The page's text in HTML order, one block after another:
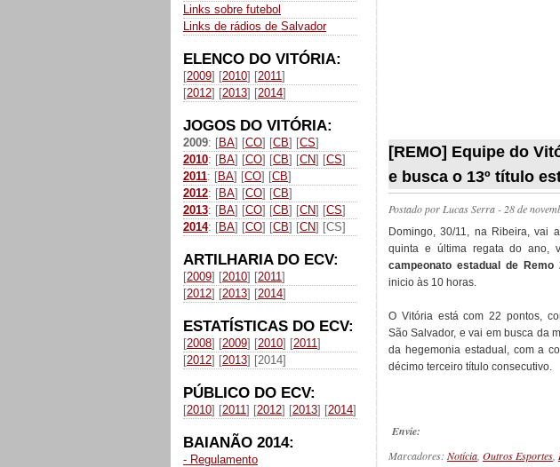
Links sobre futebol
Links de rádios de Salvador
ELENCO DO VITÓRIA:
[2009] [2010] [2011]
[2012] [2013] [2014]
JOGOS DO VITÓRIA:
2009: [BA] [CO] [CB] [CS]
2010: [BA] [CO] [CB] [CN] [CS]
2011: [BA] [CO] [CB]
2012: [BA] [CO] [CB]
2013: [BA] [CO] [CB] [CN] [CS]
2014: [BA] [CO] [CB] [CN] [CS]
ARTILHARIA DO ECV:
[2009] [2010] [2011]
[2012] [2013] [2014]
ESTATÍSTICAS DO ECV:
[2008] [2009] [2010] [2011]
[2012] [2013] [2014]
PÚBLICO DO ECV:
[2010] [2011] [2012] [2013] [2014]
BAIANÃO 2014:
- Regulamento
[REMO] Equipe do
e busca o 13º título
Postado porLucas Serra- 28 de
Domingo, 30/11, na Ribeira, vai
quinta e última regata do ano,
campeonato estadual de Remo
inicio às 10 horas.
O Vitória está com 22 pontos,
São Salvador, e vai em busca da
da hegemonia estadual, com a
décimo terceiro título consecutivo.
Envie:
Marcadores: Notícia, Outros Esportes,